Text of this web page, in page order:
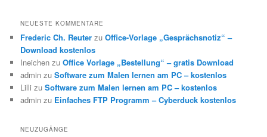
NEUESTE KOMMENTARE
Frederic Ch. Reuter zuOffice-Vorlage „Gesprächsnotiz“ –
Download kostenlos
Ineichen zuOffice Vorlage „Bestellung“ – gratis Download
admin zuSoftware zum Malen lernen am PC – kostenlos
Lilli zuSoftware zum Malen lernen am PC – kostenlos
admin zu Einfaches FTP Programm – Cyberduck kostenlos
NEUZUGÄNGE